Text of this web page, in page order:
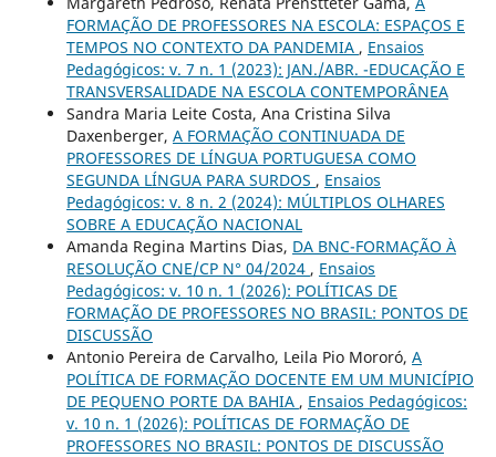
FORMAÇÃO DE PROFESSORES NA ESCOLA: ESPAÇOS E
TEMPOS NO CONTEXTO DA PANDEMIA , Ensaios
Pedagógicos: v. 7 n. 1 (2023): JAN./ABR. -EDUCAÇÃO E
TRANSVERSALIDADE NA ESCOLA CONTEMPORÂNEA
Sandra Maria Leite Costa, Ana Cristina Silva
Daxenberger, A FORMAÇÃO CONTINUADA DE
PROFESSORES DE LÍNGUA PORTUGUESA COMO
SEGUNDA LÍNGUA PARA SURDOS , Ensaios
Pedagógicos: v. 8 n. 2 (2024): MÚLTIPLOS OLHARES
SOBRE A EDUCAÇÃO NACIONAL
Amanda Regina Martins Dias, DA BNC-FORMAÇÃO À
RESOLUÇÃO CNE/CP N° 04/2024 , Ensaios
Pedagógicos: v. 10 n. 1 (2026): POLÍTICAS DE
FORMAÇÃO DE PROFESSORES NO BRASIL: PONTOS DE
DISCUSSÃO
Antonio Pereira de Carvalho, Leila Pio Mororó, A
POLÍTICA DE FORMAÇÃO DOCENTE EM UM MUNICÍPIO
DE PEQUENO PORTE DA BAHIA , Ensaios Pedagógicos:
v. 10 n. 1 (2026): POLÍTICAS DE FORMAÇÃO DE
PROFESSORES NO BRASIL: PONTOS DE DISCUSSÃO